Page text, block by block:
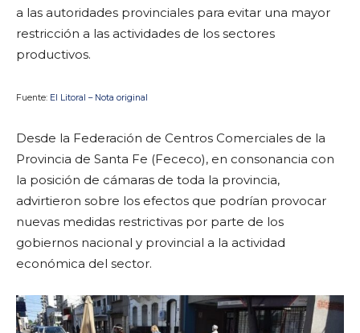
a las autoridades provinciales para evitar una mayor
restricción a las actividades de los sectores
productivos.
Fuente: El Litoral – Nota original
Desde la Federación de Centros Comerciales de la
Provincia de Santa Fe (Fececo), en consonancia con
la posición de cámaras de toda la provincia,
advirtieron sobre los efectos que podrían provocar
nuevas medidas restrictivas por parte de los
gobiernos nacional y provincial a la actividad
económica del sector.